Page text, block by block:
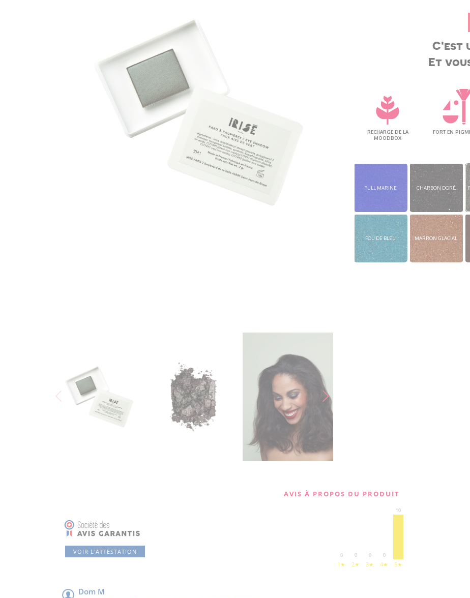
C'est
Et
RECHARGE DE LA
MOODBOX
FORT EN
PULL MARINE CHARBON DORÉ
FOU DE BLEU MARRON GLACIAL
AVIS À PROPOS DU PRODUIT
VOIR L'ATTESTATION 0
1★
0
2★
0
3★
0
4★
10
5★
Dom M